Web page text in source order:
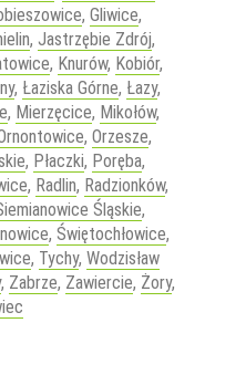
, Gliwice,
, Jastrzębie Zdrój,
, Knurów, Kobiór,
, Łaziska Górne, Łazy,
, Mierzęcice, Mikołów,
, Orzesze,
, Płaczki, Poręba,
, Radlin, Radzionków,
Śląskie,
, Świętochłowice,
, Tychy, Wodzisław
, Zabrze, Zawiercie, Żory,